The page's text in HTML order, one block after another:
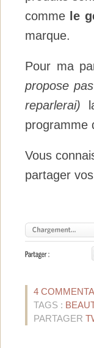
comme le
marque.
Pour ma
propose
reparlerai)
programme
Vous
partager
4
TAGS :
PARTAGER